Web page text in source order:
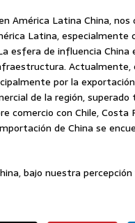
América Latina China,
Latina,
esfera de influencia
Actualmente,
por la
de la región,
comercio con Chile, Costa
de China se
bajo nuestra